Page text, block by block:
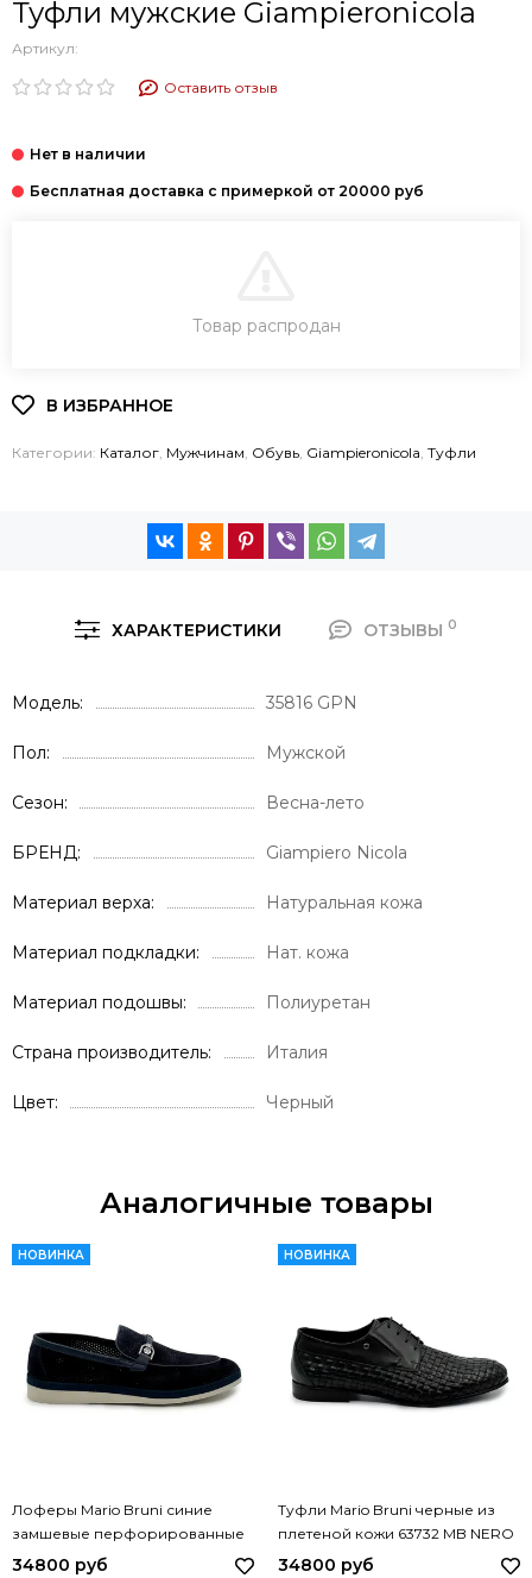
Туфли мужские Giampieronicola
Артикул:
Оставить отзыв
КУПИТЬ В 1 КЛИК
Товар распродан
Категории: Каталог Мужчинам Обувь Giampieronicola Туфли
ХАРАКТЕРИСТИКИ ОТЗЫВЫ 0
Модель 35816 GPN
Пол Мужской
Сезон Весна-лето
БРЕНД Giampiero Nicola
Материал верха Натуральная кожа
Материал подкладки Нат. кожа
Материал подошвы Полиуретан
Страна производитель Италия
Цвет Черный
Аналогичные товары
НОВИНКА
Лоферы Mario Bruni синие
замшевые перфорированные
65153 MB BLU
34800 руб
НОВИНКА
Туфли Mario Bruni черные из
плетеной кожи 63732 MB NERO
34800 руб